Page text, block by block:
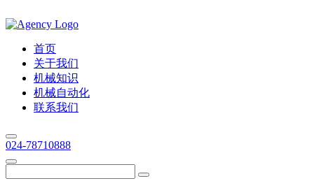
首页
关于我们
机械知识
机械自动化
联系我们
024-78710888